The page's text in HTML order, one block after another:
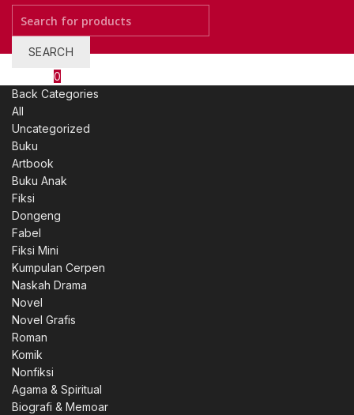
SEARCH
0
Back Categories
All
Uncategorized
Buku
Artbook
Buku Anak
Fiksi
Dongeng
Fabel
Fiksi Mini
Kumpulan Cerpen
Naskah Drama
Novel
Novel Grafis
Roman
Komik
Nonfiksi
Agama & Spiritual
Biografi & Memoar